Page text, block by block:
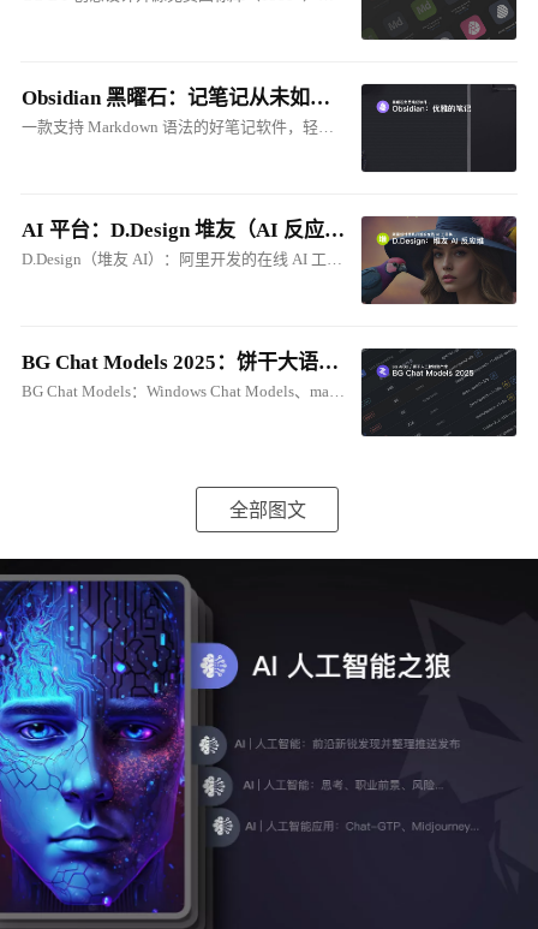
Obsidian 黑曜石：记笔记从未如此优雅
一款支持 Markdown 语法的好笔记软件，轻松建立属于自己的本地知识库。与 Cherry Studio 的笔记联动，将笔记转化为 AI 知识库！
AI 平台：D.Design 堆友（AI 反应堆）在线 ComfyUI
D.Design（堆友 AI）：阿里开发的在线 AI 工具集。支持：生成式、在线ComfyUI、电商图创作等
BG Chat Models 2025：饼干大语音模型库
BG Chat Models：Windows Chat Models、macOS Chat Models
全部图文